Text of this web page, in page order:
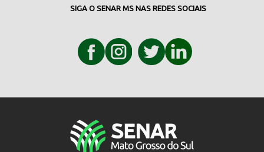
SIGA O SENAR MS NAS REDES SOCIAIS